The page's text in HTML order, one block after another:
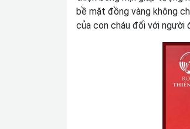
bề mặt đồng vàng không
của con cháu đối với người